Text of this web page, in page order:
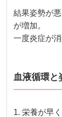
結果姿勢が
が増加。
一度炎症が
血液循環と
1. 栄養が早